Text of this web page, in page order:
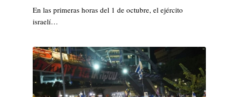
En las primeras horas del 1 de octubre, el ejército
israelí…